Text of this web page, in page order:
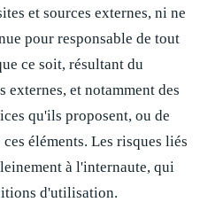
et sources externes, ni ne
pour responsable de tout
ce soit, résultant du
externes, et notamment des
qu'ils proposent, ou de
éléments. Les risques liés
à l'internaute, qui
d'utilisation.